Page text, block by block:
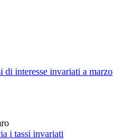
di interesse invariati a marzo
i tassi invariati